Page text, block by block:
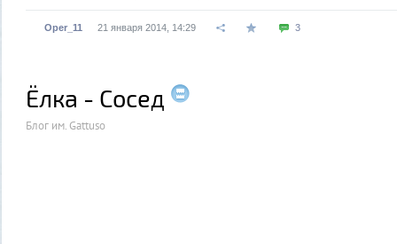
Oper_11 21 января 2014, 14:29 3
Ёлка - Сосед
Блог им. Gattuso